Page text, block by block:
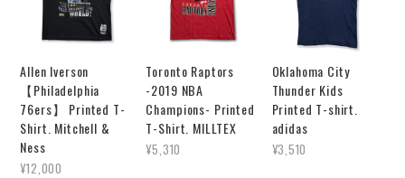
Allen Iverson
【Philadelphia
76ers】 Printed T-
Shirt. Mitchell &
Ness
¥12,000
Toronto Raptors
-2019 NBA
Champions- Printed
T-Shirt. MILLTEX
¥5,310
Oklahoma City
Thunder Kids
Printed T-shirt.
adidas
¥3,510